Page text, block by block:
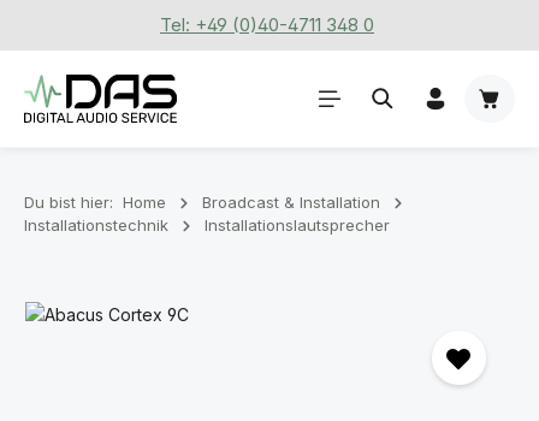
Zum Hauptinhalt springenTel: +49 (0)40-4711 348 0
Du bist hier: Home
Broadcast & Installation
Installationstechnik
Installationslautsprecher
Bildergalerie überspringen